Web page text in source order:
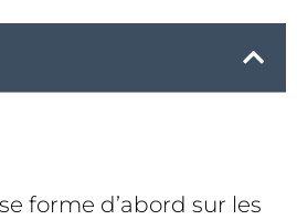
forme d’abord sur les